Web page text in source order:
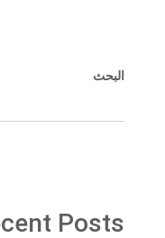
البحث
Posts